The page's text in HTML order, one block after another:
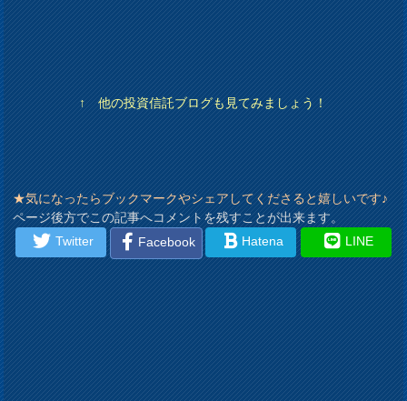
↑ 他の投資信託ブログも見てみましょう！
★気になったらブックマークやシェアしてくださると嬉しいです♪
ページ後方でこの記事へコメントを残すことが出来ます。
Twitter
Facebook Hatena LINE